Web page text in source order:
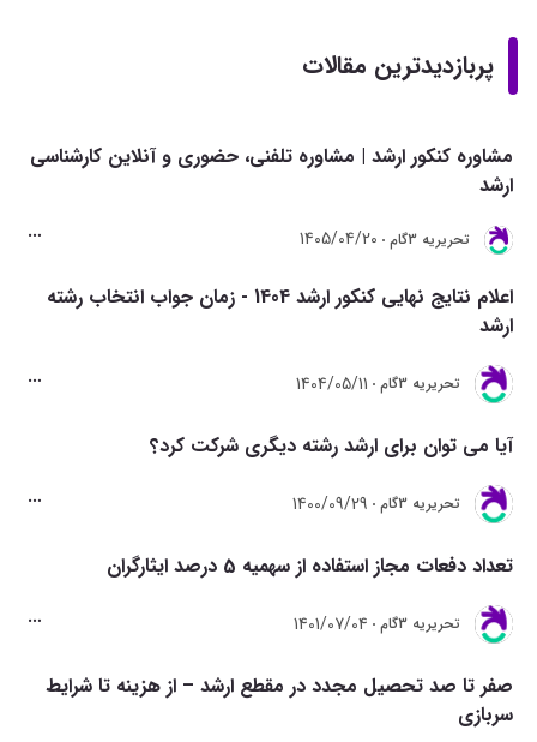
پربازدیدترین مقالات
مشاوره کنکور ارشد | مشاوره تلفنی، حضوری و آنلاین کارشناسی
ارشد
تحريريه 3گام 1405/04/20
اعلام نتایج نهایی کنکور ارشد 1404 - زمان جواب انتخاب رشته
ارشد
تحريريه 3گام 1404/05/11
آیا می توان برای ارشد رشته دیگری شرکت کرد؟
تحريريه 3گام 1400/09/29
تعداد دفعات مجاز استفاده از سهمیه 5 درصد ایثارگران
تحريريه 3گام 1401/07/04
صفر تا صد تحصیل مجدد در مقطع ارشد – از هزینه تا شرایط
سربازی